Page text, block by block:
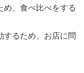
め、食べ比べをする
するため、お店に問